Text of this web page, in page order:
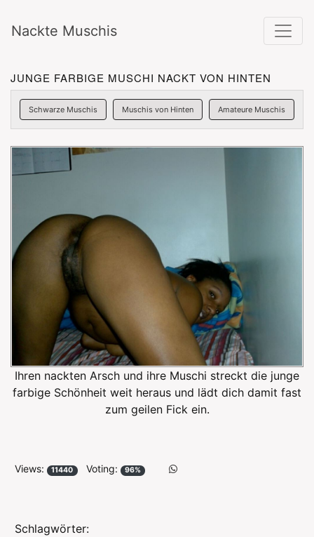
Nackte Muschis
JUNGE FARBIGE MUSCHI NACKT VON HINTEN
Schwarze Muschis Muschis von Hinten Amateure Muschis
Ihren nackten Arsch und ihre Muschi streckt die junge
farbige Schönheit weit heraus und lädt dich damit fast
zum geilen Fick ein.
Views: 11440 Voting: 96%
Schlagwörter: